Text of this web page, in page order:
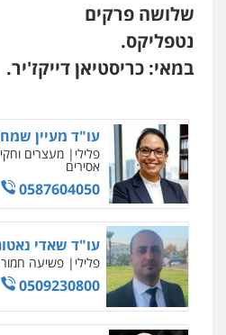
שלושה פרקים
נטפליקס.
במאי: כריסטיאן דייקז'יר.
עו"ד מעיין
פלילי מעצרים
אסירים
0587604050
עו"ד שאדי
פלילי פשיעה
0509230800